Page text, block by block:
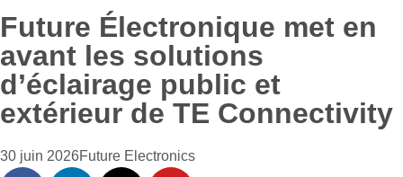
Future Électronique met en
avant les solutions
d’éclairage public et
extérieur de TE Connectivity
30 juin 2026Future Electronics